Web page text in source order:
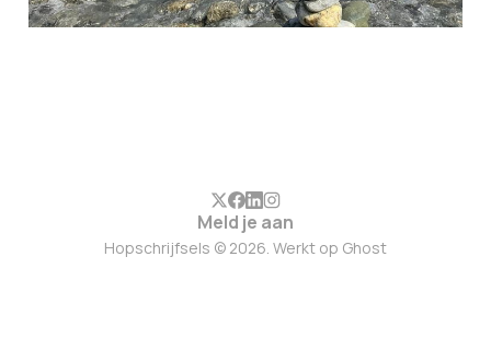
Meld je aan
Hopschrijfsels © 2026. Werkt op Ghost